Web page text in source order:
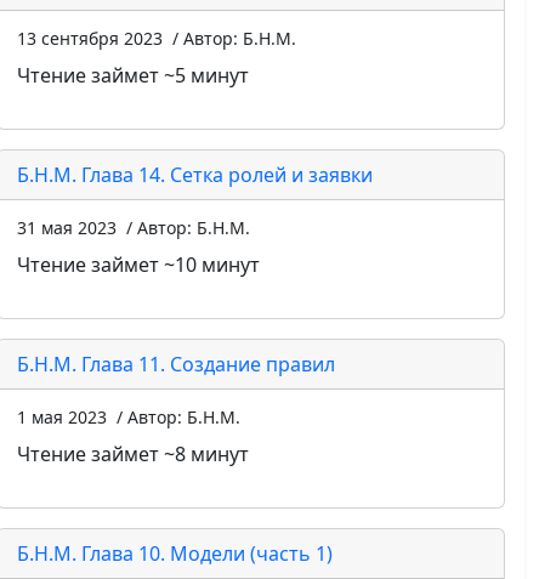
13 сентября 2023 / Автор: Б.Н.М.
Чтение займет ~5 минут
Б.Н.М. Глава 14. Сетка ролей и заявки
31 мая 2023 / Автор: Б.Н.М.
Чтение займет ~10 минут
Б.Н.М. Глава 11. Создание правил
1 мая 2023 / Автор: Б.Н.М.
Чтение займет ~8 минут
Б.Н.М. Глава 10. Модели (часть 1)